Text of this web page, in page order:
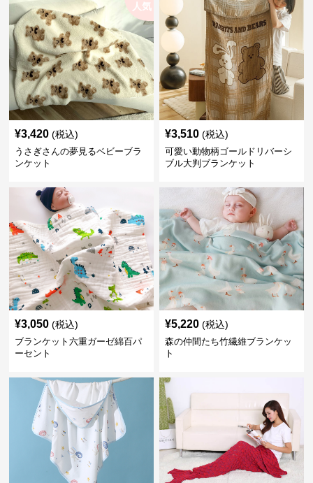
人気
¥3,420 (税込)
うさぎさんの夢見るベビーブラ
ンケット
¥3,510 (税込)
可愛い動物柄ゴールドリバーシ
ブル大判ブランケット
¥3,050 (税込)
ブランケット六重ガーゼ綿百パ
ーセント
¥5,220 (税込)
森の仲間たち竹繊維ブランケッ
ト